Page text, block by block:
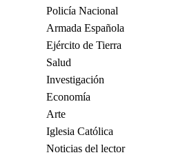
Policía Nacional
Armada Española
Ejército de Tierra
Salud
Investigación
Economía
Arte
Iglesia Católica
Noticias del lector